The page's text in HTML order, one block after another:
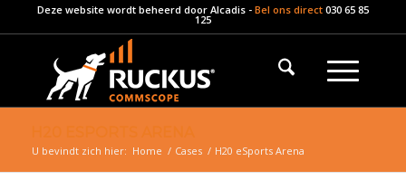
Deze website wordt beheerd door Alcadis- Bel ons direct 030 65 85
125
U bevindt zich hier: Home / Cases / H20 eSports Arena